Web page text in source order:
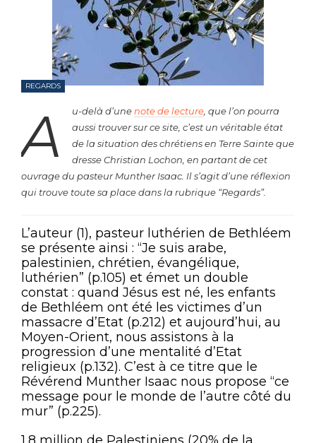
REGARDS
A u-delà d’unenote de lecture, que l’on pourra
aussi trouver sur ce site, c’est un véritable état
de la situation des chrétiens en Terre Sainte que
dresse Christian Lochon, en partant de cet
ouvrage du pasteur Munther Isaac. Il s’agit d’une réflexion
qui trouve toute sa place dans la rubrique “Regards”.
L’auteur (1), pasteur luthérien de Bethléem
se présente ainsi : “Je suis arabe,
palestinien, chrétien, évangélique,
luthérien” (p.105) et émet un double
constat : quand Jésus est né, les enfants
de Bethléem ont été les victimes d’un
massacre d’Etat (p.212) et aujourd’hui, au
Moyen-Orient, nous assistons à la
progression d’une mentalité d’Etat
religieux (p.132). C’est à ce titre que le
Révérend Munther Isaac nous propose “ce
message pour le monde de l’autre côté du
mur” (p.225).